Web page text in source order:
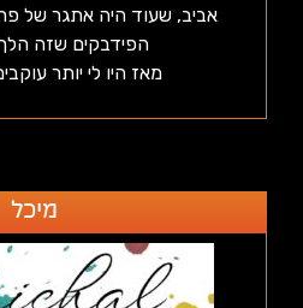
אביב, שעוד היה אתגר של
הפידבקים שזה
מאז היו לי יותר
מיכל